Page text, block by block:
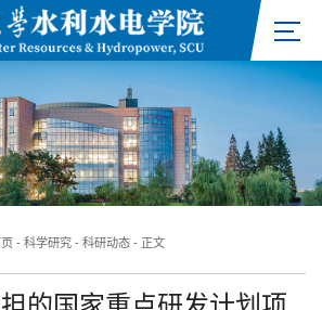
- 科学研究 - 科研动态 - 正文